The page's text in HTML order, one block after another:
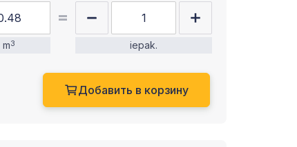
m3 iepak.
Добавить в корзину